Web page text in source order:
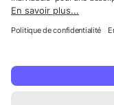
Nous
non